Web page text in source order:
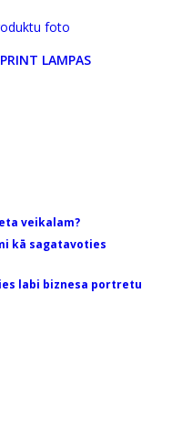
LAMPAS
veikalam?
kā sagatavoties
labi biznesa portretu